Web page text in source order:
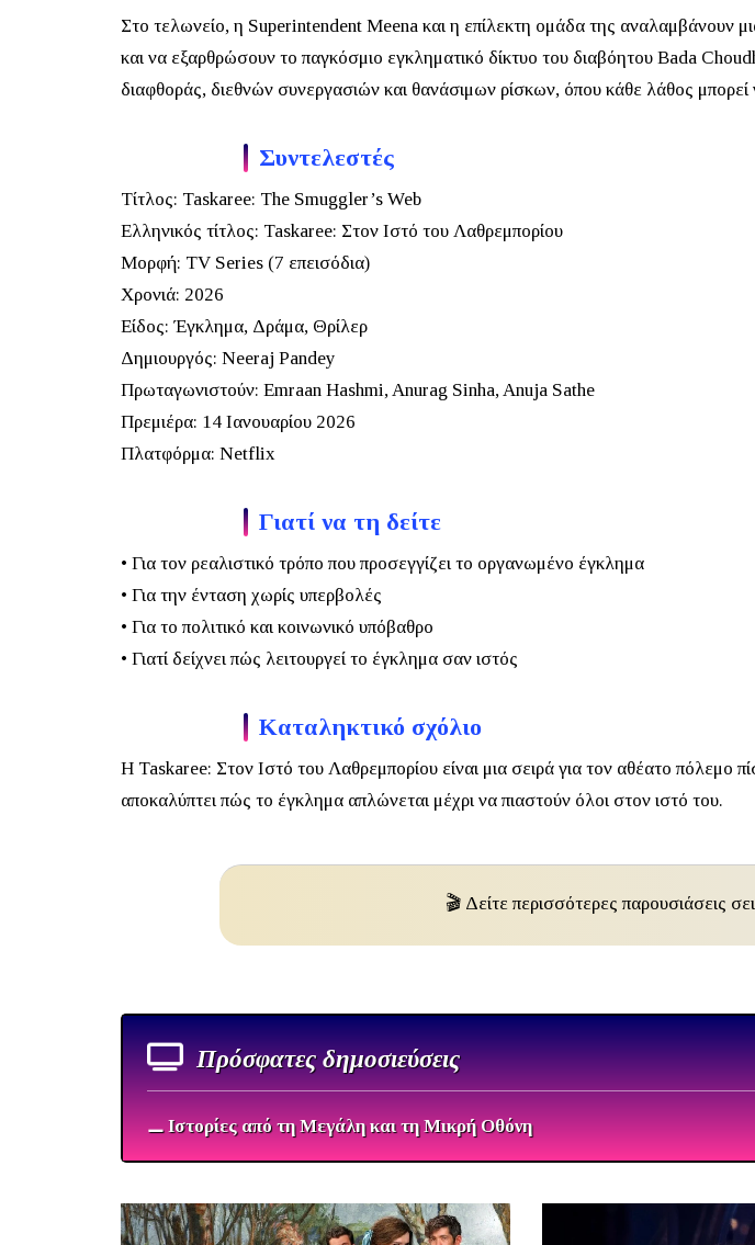
Στο τελωνείο, η Superintendent Meenaκαι η επίλεκτη ομάδα της αναλαμβάνουν
και να εξαρθρώσουν το παγκόσμιο εγκληματικό δίκτυο του διαβόητου Bada
διαφθοράς, διεθνών συνεργασιών και θανάσιμων ρίσκων, όπου κάθε λάθος μπορεί
Συντελεστές
Τίτλος: Taskaree: The Smuggler’s Web
Ελληνικός τίτλος: Taskaree: Στον Ιστό του Λαθρεμπορίου
Μορφή: TV Series (7 επεισόδια)
Χρονιά: 2026
Είδος: Έγκλημα, Δράμα, Θρίλερ
Δημιουργός: Neeraj Pandey
Πρωταγωνιστούν: Emraan Hashmi, Anurag Sinha, Anuja Sathe
Πρεμιέρα: 14 Ιανουαρίου 2026
Πλατφόρμα: Netflix
Γιατί να τη δείτε
• Για τον ρεαλιστικό τρόπο που προσεγγίζει το οργανωμένο έγκλημα
• Για την ένταση χωρίς υπερβολές
• Για το πολιτικό και κοινωνικό υπόβαθρο
• Γιατί δείχνει πώς λειτουργεί το έγκλημα σαν ιστός
Καταληκτικό σχόλιο
Η Taskaree: Στον Ιστό του Λαθρεμπορίουείναι μια σειρά για τον αθέατο πόλεμο
αποκαλύπτει πώς το έγκλημα απλώνεται μέχρι να πιαστούν όλοι στον ιστό του.
🎬 Δείτε περισσότερες παρουσιάσεις
Πρόσφατες δημοσιεύσεις
⚊ Ιστορίες από τη Μεγάλη και τη Μικρή Οθόνη